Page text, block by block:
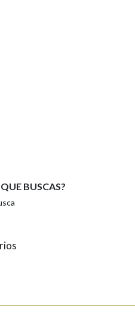
da política de
na imaxe:
BUSCAS?